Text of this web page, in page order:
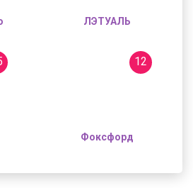
ЛЭТУАЛЬ
Фоксфорд
12